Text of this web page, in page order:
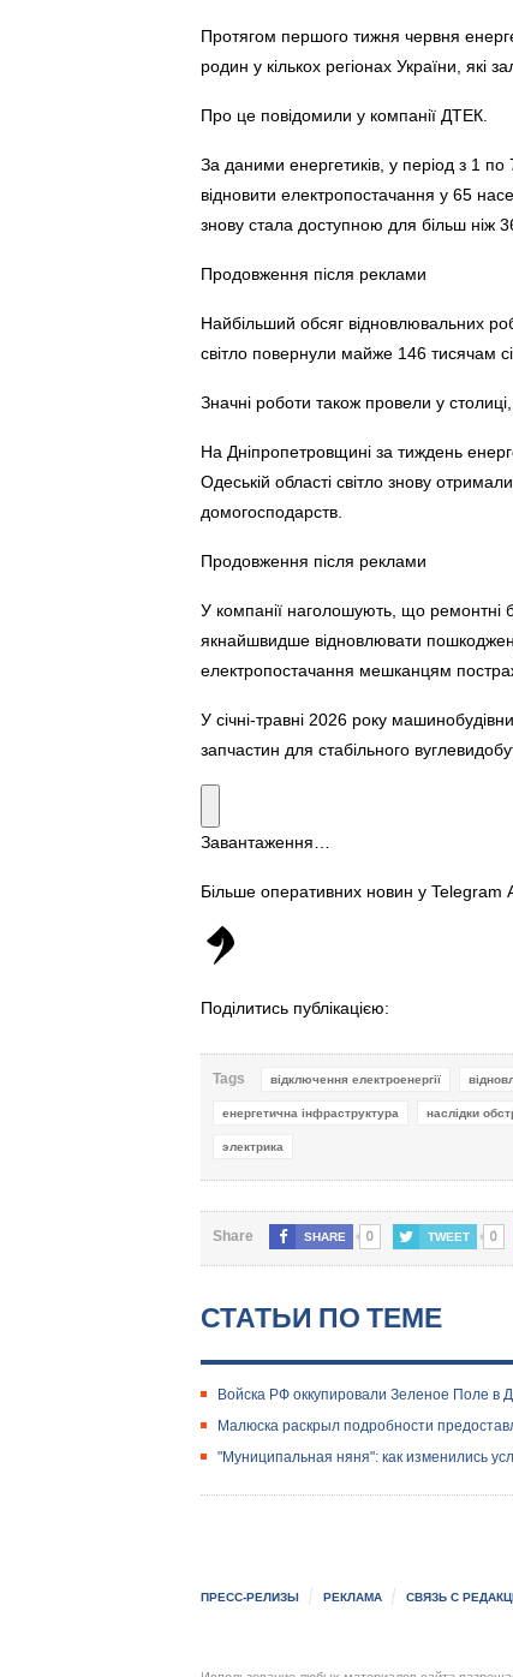
Протягом першого тижня червня
родин у кількох регіонах України, які
Про це повідомили у компанії ДТЕК.
За даними енергетиків, у період з 1
відновити електропостачання у 65
знову стала доступною для більш ніж
Продовження після реклами
Найбільший обсяг відновлювальних
світло повернули майже 146 тисячам
Значні роботи також провели у
На Дніпропетровщині за тиждень
Одеській області світло знову
домогосподарств.
Продовження після реклами
У компанії наголошують, що ремонтні
якнайшвидше відновлювати
електропостачання мешканцям
У січні-травні 2026 року
запчастин для стабільного
Завантаження…
Більше оперативних новин у Telegram
Поділитись публікацією:
Tags відключення електроенергії
енергетична інфраструктура наслідки
электрика
Share SHARE 0 TWEET 0
СТАТЬИ ПО ТЕМЕ
Войска РФ оккупировали Зеленое Поле в
Малюска раскрыл подробности
"Муниципальная няня": как изменились
ПРЕСС-РЕЛИЗЫ РЕКЛАМА СВЯЗЬ С